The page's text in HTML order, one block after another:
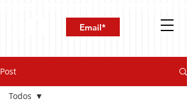
Post
Todos